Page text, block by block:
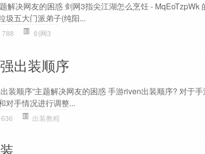
解决网友的困惑 剑网3指尖江湖怎么烹饪 - MqEoTzpWk
圾五大门派弟子(纯阳...
788 剑网3
出装顺序
装顺序”主题解决网友的困惑 手游riven出装顺序? 对于
对手情况进行调整...
636 出装教程